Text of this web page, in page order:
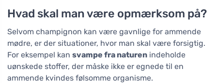
Hvad skal man være opmærksom på?
Selvom champignon kan være gavnlige for ammende
mødre, er der situationer, hvor man skal være forsigtig.
For eksempel kan svampe fra naturen indeholde
uønskede stoffer, der måske ikke er egnede til en
ammende kvindes følsomme organisme.